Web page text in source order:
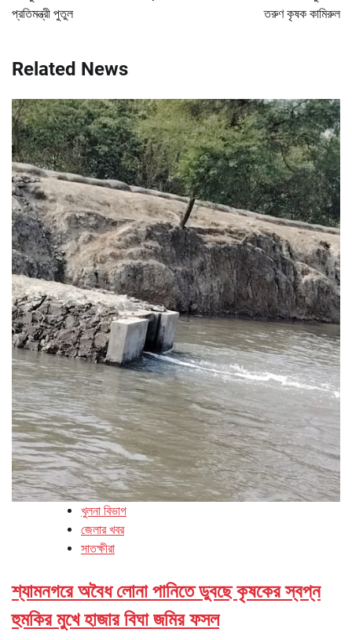
প্রতিমন্ত্রী পুতুল
তরুণ কৃষক কামিরুল
Related News
খুলনা বিভাগ
জেলার খবর
সাতক্ষীরা
শ্যামনগরে অবৈধ লোনা পানিতে ডুবছে কৃষকের স্বপ্ন
হুমকির মুখে হাজার বিঘা জমির ফসল